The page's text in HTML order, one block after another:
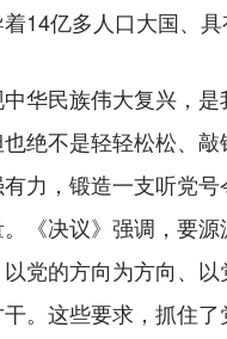
14亿多人口大国、
民族伟大复兴，是
绝不是轻轻松松、
力，锻造一支听党
《决议》强调，要
党的方向为方向、
。这些要求，抓住